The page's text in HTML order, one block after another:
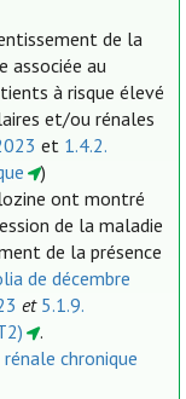
de la
associée au
à risque élevé
et/ou rénales
et 1.4.2.
)
ont montré
de la maladie
de la présence
de décembre
et 5.1.9.
.
chronique